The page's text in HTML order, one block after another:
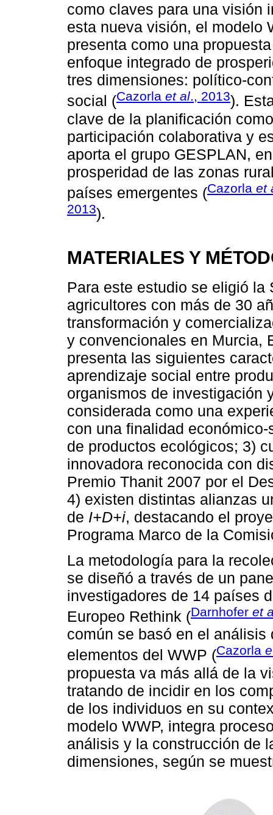
como claves para una visión
esta nueva visión, el modelo
presenta como una
enfoque integrado de
tres dimensiones: político-
social (Cazorla et al., 2013).
clave de la planificación
participación colaborativa y
aporta el grupo GESPLAN,
prosperidad de las zonas
países emergentes (Cazorla et
2013).
MATERIALES Y
Para este estudio se eligió la
agricultores con más de 30
transformación y
y convencionales en Murcia,
presenta las siguientes
aprendizaje social entre
organismos de investigación
considerada como una
con una finalidad
de productos ecológicos; 3)
innovadora reconocida con
Premio Thanit 2007 por el
4) existen distintas alianzas
de I+D+i, destacando el
Programa Marco de la
La metodología para la
se diseñó a través de un
investigadores de 14 países
Europeo Rethink (Darnhofer et
común se basó en el
elementos del WWP (Cazorla
propuesta va más allá de la
tratando de incidir en los
de los individuos en su
modelo WWP, integra
análisis y la construcción de
dimensiones, según se